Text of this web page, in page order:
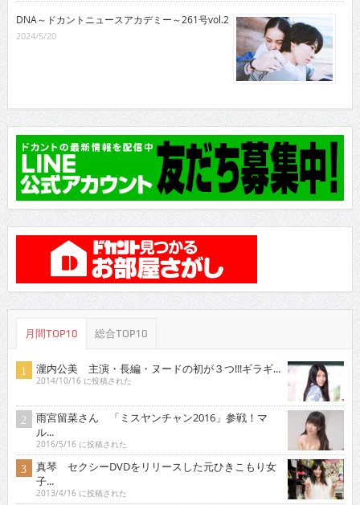
DNA～ドカントニュースアカデミー～261号vol.2
2024/5/20
月間TOP10 総合TOP10
瀧内公美 主演・長編・ヌードの初が３つ!!!ギラギ...
2014/10/16 に投稿された
雨宮留菜さん 「ミスヤンチャン2016」参戦！マ
ル...
2016/5/16 に投稿された
真琴 セクシーDVDをリリースした元ひきこもり女
子...
2013/4/16 に投稿された